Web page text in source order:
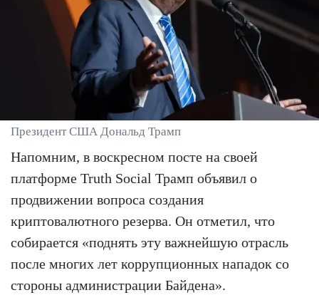
Президент США Дональд Трамп
Напомним, в воскресном посте на своей
платформе Truth Social Трамп объявил о
продвижении вопроса создания
криптовалютного резерва. Он отметил, что
собирается «поднять эту важнейшую отрасль
после многих лет коррупционных нападок со
стороны администрации Байдена».